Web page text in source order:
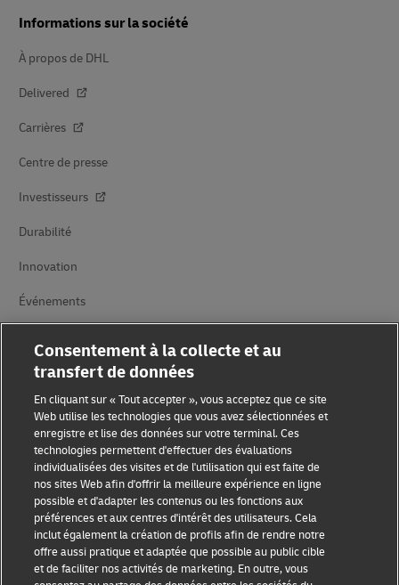
Informations sur la société
À propos de DHL
Delivered
Carrières
Centre de presse
Investisseurs
Durabilité
Innovation
Événements
Sensibilisation à la fraude
Mention légale
Conditions d’utilisation
Consentement à la collecte et au
transfert de données
En cliquant sur « Tout accepter », vous acceptez que ce site
Web utilise les technologies que vous avez sélectionnées et
enregistre et lise des données sur votre terminal. Ces
technologies permettent d'effectuer des évaluations
individualisées des visites et de l'utilisation qui est faite de
nos sites Web afin d'offrir la meilleure expérience en ligne
possible et d'adapter les contenus ou les fonctions aux
préférences et aux centres d'intérêt des utilisateurs. Cela
inclut également la création de profils afin de rendre notre
offre aussi pratique et adaptée que possible au public cible
et de faciliter nos activités de marketing. En outre, vous